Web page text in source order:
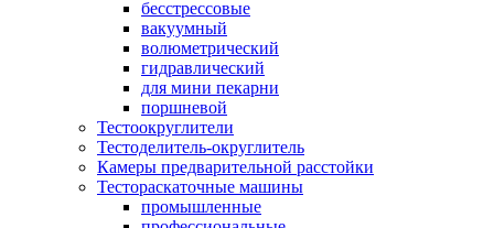
бесстрессовые
вакуумный
волюметрический
гидравлический
для мини пекарни
поршневой
Тестоокруглители
Тестоделитель-округлитель
Камеры предварительной расстойки
Тестораскаточные машины
промышленные